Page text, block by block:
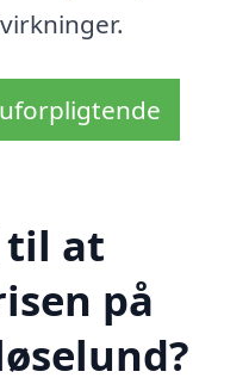
til at
på